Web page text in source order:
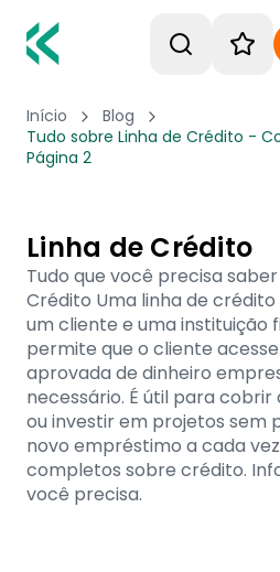
Início
Blog
Tudo sobre Linha de Crédito -
Página 2
Linha de Crédito
Tudo que você precisa
Crédito Uma linha de
um cliente e uma instituição
permite que o cliente
aprovada de dinheiro
necessário. É útil para
ou investir em projetos sem
novo empréstimo a cada
completos sobre crédito.
você precisa.